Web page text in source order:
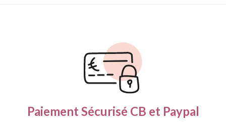
Paiement Sécurisé CB et Paypal